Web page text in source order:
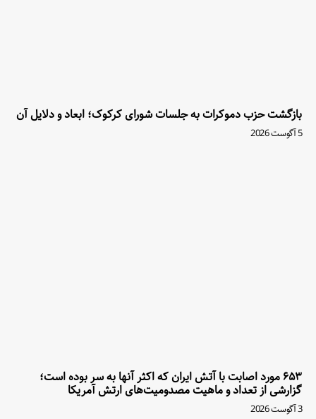
بازگشت حزب دموکرات به جلسات شورای کرکوک؛ ابعاد و دلایل آن
5 آگوست 2026
۶۵۳ مورد اصابت با آتش ایران که اکثر آنها به سر بوده است؛
گزارشی از تعداد و ماهیت مصدومیت‌های ارتش آمریکا
3 آگوست 2026